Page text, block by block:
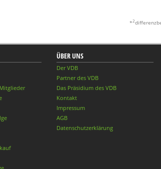
*2
ÜBER UNS
Der VDB
Partner des VDB
Das Präsidium des VDB
Kontakt
Impressum
AGB
Datenschutzerklärung